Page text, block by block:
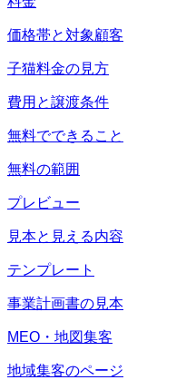
価格帯と対象顧客
子猫料金の見方
費用と譲渡条件
無料でできること
無料の範囲
プレビュー
見本と見える内容
テンプレート
事業計画書の見本
MEO・地図集客
地域集客のページ